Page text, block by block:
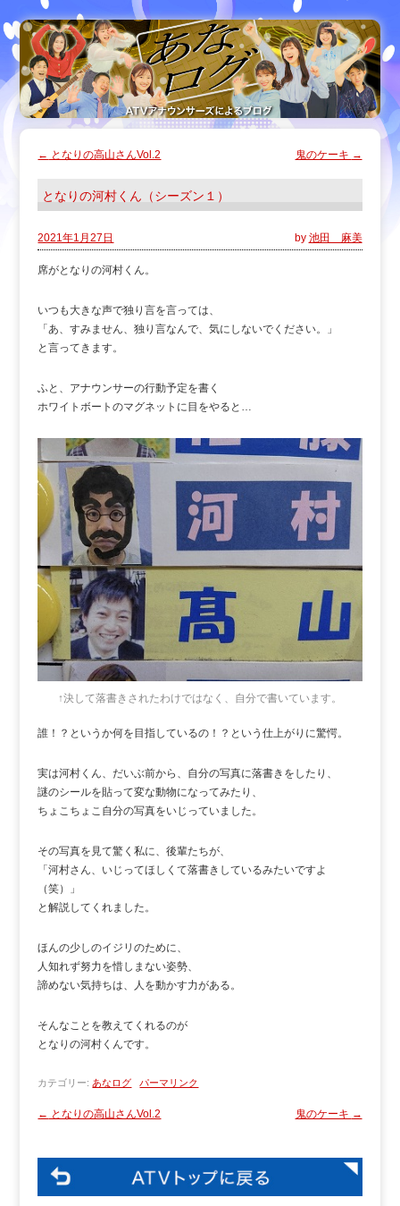
← となりの高山さんVol.2 鬼のケーキ →
となりの河村くん（シーズン１）
2021年1月27日 by 池田 麻美
席がとなりの河村くん。
いつも大きな声で独り言を言っては、
「あ、すみません、独り言なんで、気にしないでください。」
と言ってきます。
ふと、アナウンサーの行動予定を書く
ホワイトボートのマグネットに目をやると…
↑決して落書きされたわけではなく、自分で書いています。
誰！？というか何を目指しているの！？という仕上がりに驚愕。
実は河村くん、だいぶ前から、自分の写真に落書きをしたり、
謎のシールを貼って変な動物になってみたり、
ちょこちょこ自分の写真をいじっていました。
その写真を見て驚く私に、後輩たちが、
「河村さん、いじってほしくて落書きしているみたいですよ
（笑）」
と解説してくれました。
ほんの少しのイジリのために、
人知れず努力を惜しまない姿勢、
諦めない気持ちは、人を動かす力がある。
そんなことを教えてくれるのが
となりの河村くんです。
カテゴリー: あなログ パーマリンク
← となりの高山さんVol.2 鬼のケーキ →